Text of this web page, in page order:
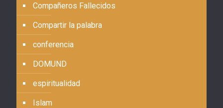
Compañeros Fallecidos
Compartir la palabra
conferencia
DOMUND
espiritualidad
Islam